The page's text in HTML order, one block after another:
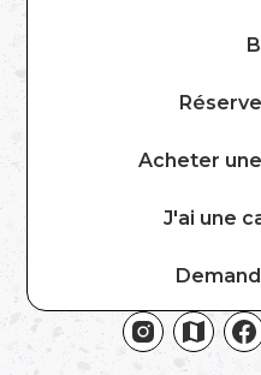
Acheter
J'ai une